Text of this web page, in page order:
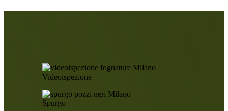
Videoispezione
Spurgo